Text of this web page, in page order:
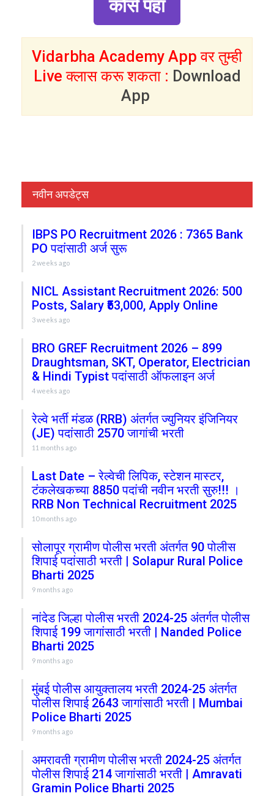
कोर्स पहा
Vidarbha Academy App वर तुम्ही
Live क्लास करू शकता : Download
App
नवीन अपडेट्स
IBPS PO Recruitment 2026 : 7365 Bank
PO पदांसाठी अर्ज सुरू
2 weeks ago
NICL Assistant Recruitment 2026: 500
Posts, Salary ₹53,000, Apply Online
3 weeks ago
BRO GREF Recruitment 2026 – 899
Draughtsman, SKT, Operator, Electrician
& Hindi Typist पदांसाठी ऑफलाइन अर्ज
4 weeks ago
रेल्वे भर्ती मंडळ (RRB) अंतर्गत ज्युनियर इंजिनियर
(JE) पदांसाठी 2570 जागांची भरती
11 months ago
Last Date – रेल्वेची लिपिक, स्टेशन मास्टर,
टंकलेखकच्या 8850 पदांची नवीन भरती सुरु!!! ।
RRB Non Technical Recruitment 2025
10 months ago
सोलापूर ग्रामीण पोलीस भरती अंतर्गत 90 पोलीस
शिपाई पदांसाठी भरती | Solapur Rural Police
Bharti 2025
9 months ago
नांदेड जिल्हा पोलीस भरती 2024-25 अंतर्गत पोलीस
शिपाई 199 जागांसाठी भरती | Nanded Police
Bharti 2025
9 months ago
मुंबई पोलीस आयुक्तालय भरती 2024-25 अंतर्गत
पोलीस शिपाई 2643 जागांसाठी भरती | Mumbai
Police Bharti 2025
9 months ago
अमरावती ग्रामीण पोलीस भरती 2024-25 अंतर्गत
पोलीस शिपाई 214 जागांसाठी भरती | Amravati
Gramin Police Bharti 2025